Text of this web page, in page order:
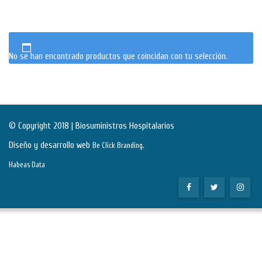
No se han encontrado productos que coincidan con tu selección.
© Copyright 2018 | Biosuministros Hospitalarios
Diseño y desarrollo web Be Click Branding.
Habeas Data